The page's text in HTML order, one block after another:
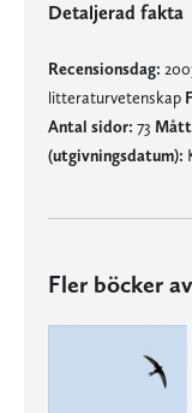
Detaljerad fakta
Recensionsdag:
litteraturvetenskap
Antal sidor: 73
(utgivningsdatum):
Fler böcker